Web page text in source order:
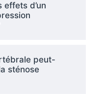
d’un
peut-
sténose